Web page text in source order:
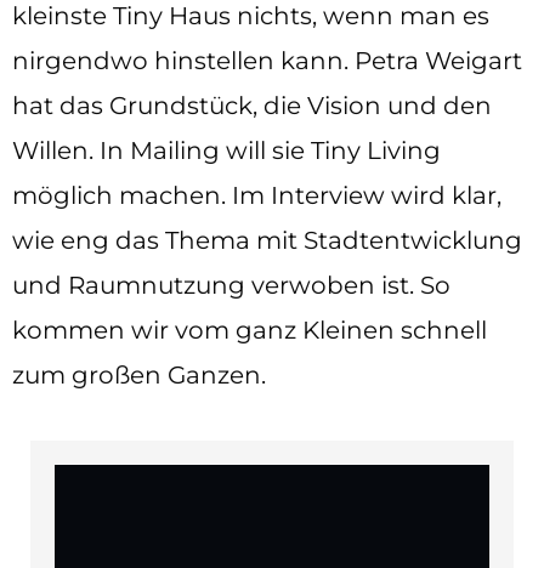
kleinste Tiny Haus nichts, wenn man es
nirgendwo hinstellen kann. Petra Weigart
hat das Grundstück, die Vision und den
Willen. In Mailing will sie Tiny Living
möglich machen. Im Interview wird klar,
wie eng das Thema mit Stadtentwicklung
und Raumnutzung verwoben ist. So
kommen wir vom ganz Kleinen schnell
zum großen Ganzen.